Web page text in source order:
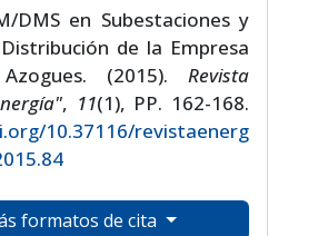
DMS en Subestaciones y
de la Empresa
(2015). Revista
, 11(1), PP. 162-168.
10.37116/revistaenerg
formatos de cita